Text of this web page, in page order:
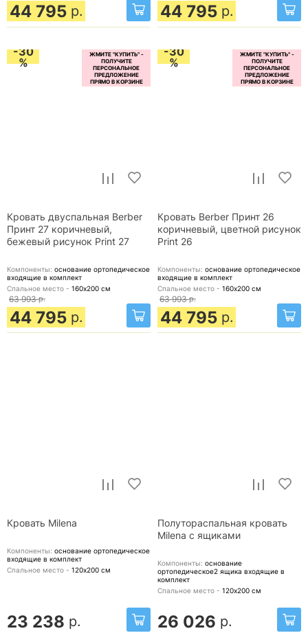
44 795 р. 44 795 р.
-30
%
Кровать двуспальная Berber
Принт 27 коричневый,
бежевый рисунок Print 27
Компоненты: основание ортопедическое
входящие в комплект
Спальное место - 160х200 см
63 993 р.
44 795 р.
-30
%
Кровать Berber Принт 26
коричневый, цветной рисунок
Print 26
Компоненты: основание ортопедическое
входящие в комплект
Спальное место - 160х200 см
63 993 р.
44 795 р.
Кровать Milena
Компоненты: основание ортопедическое
входящие в комплект
Спальное место - 120х200 см
23 238 р.
Полутораспальная кровать
Milena с ящиками
Компоненты: основание
ортопедическое2 ящика входящие в
комплект
Спальное место - 120х200 см
26 026 р.